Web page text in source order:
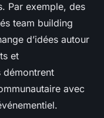
Par exemple, des
team building
d’idées autour
et
démontrent
avec